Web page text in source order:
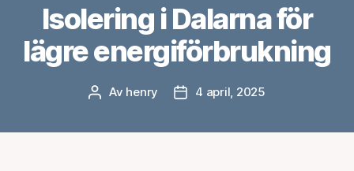
Isolering i Dalarna för
lägre energiförbrukning
Inläggsförfattare
Av henry Inläggsdatum
4 april, 2025